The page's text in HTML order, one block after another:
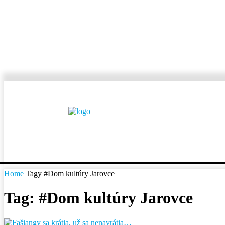
Home Tagy #Dom kultúry Jarovce
Tag: #Dom kultúry Jarovce